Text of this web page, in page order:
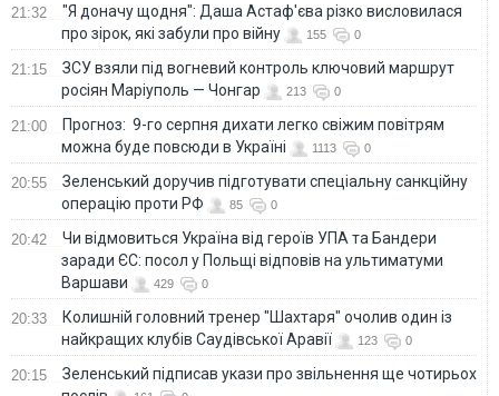
21:32
"Я доначу щодня": Даша Астаф'єва різко висловилася
про зірок, які забули про війну
155 0
21:15
ЗСУ взяли під вогневий контроль ключовий маршрут
росіян Маріуполь — Чонгар
213 0
21:00
Прогноз: 9-го серпня дихати легко свіжим повітрям
можна буде повсюди в Україні
1113 0
20:55
Зеленський доручив підготувати спеціальну санкційну
операцію проти РФ
85 0
20:42
Чи відмовиться Україна від героїв УПА та Бандери
заради ЄС: посол у Польщі відповів на ультиматуми
Варшави
429 0
20:33
Колишній головний тренер "Шахтаря" очолив один із
найкращих клубів Саудівської Аравії
123 0
20:15
Зеленський підписав укази про звільнення ще чотирьох